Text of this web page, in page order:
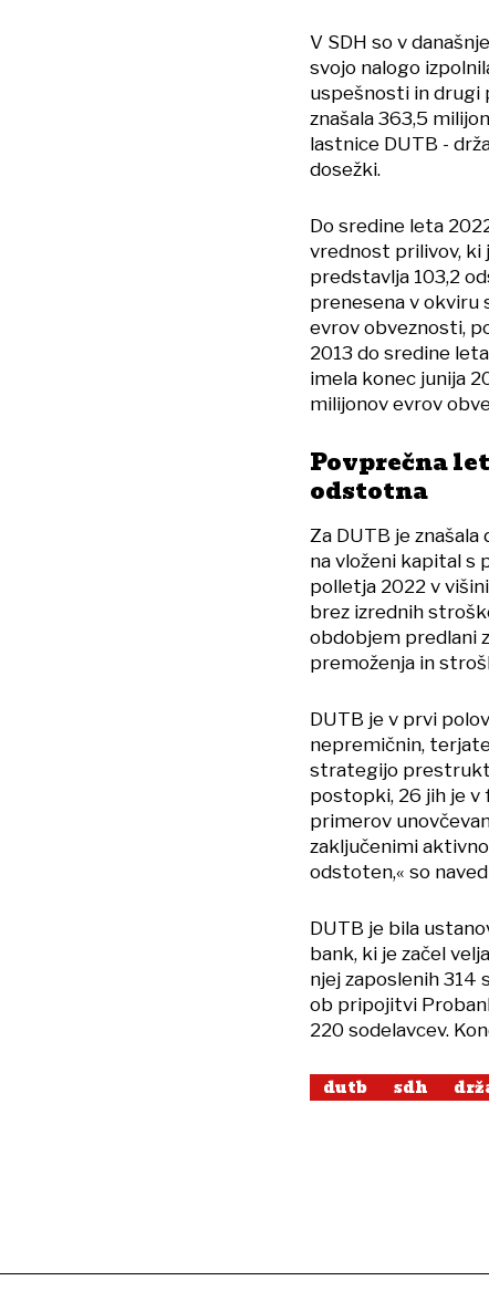
V SDH so v
svojo nalogo
uspešnosti in drugi
znašala 363,5
lastnice DUTB -
dosežki.
Do sredine leta
vrednost prilivov, ki
predstavlja 103,2
prenesena v okviru
evrov obveznosti,
2013 do sredine
imela konec junija
milijonov evrov
Povprečna
odstotna
Za DUTB je
na vloženi kapital s
polletja 2022 v
brez izrednih
obdobjem predlani
premoženja in
DUTB je v prvi
nepremičnin,
strategijo
postopki, 26 jih je v
primerov
zaključenimi
odstoten,« so
DUTB je bila
bank, ki je začel
njej zaposlenih 314
ob pripojitvi
220 sodelavcev.
dutb sdh